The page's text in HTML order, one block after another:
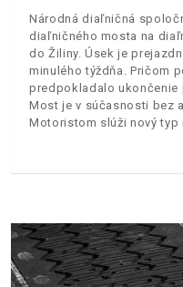
Národná diaľničná
diaľničného mosta na
do Žiliny. Úsek je
minulého týždňa. Pričom
predpokladalo ukončenie
Most je v súčasnosti bez
Motoristom slúži nový typ